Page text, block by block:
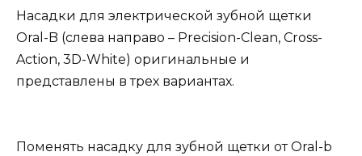
Насадки для электрической зубной щетки
Oral-B (слева направо – Precision-Clean, Cross-
Action, 3D-White) оригинальные и
представлены в трех вариантах.
Поменять насадку для зубной щетки от Oral-b